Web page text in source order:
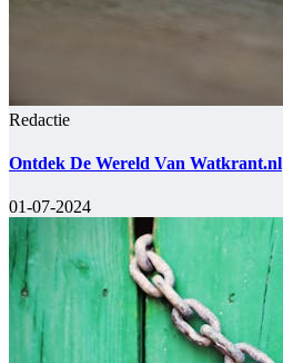
Redactie
Ontdek De Wereld Van Watkrant.nl
01-07-2024